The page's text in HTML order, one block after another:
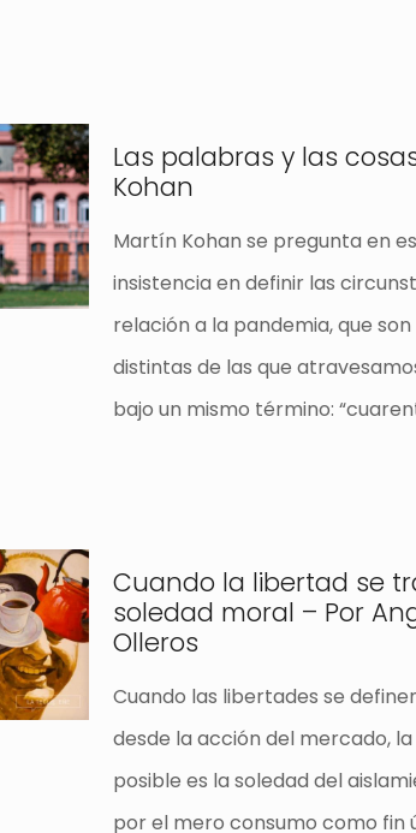
Las palabras y las
Kohan
Martín Kohan se pregunta en
insistencia en definir las
relación a la pandemia, que
distintas de las que
bajo un mismo término:
Cuando la libertad se
soledad moral – Por
Olleros
Cuando las libertades se
desde la acción del mercado,
posible es la soledad del
por el mero consumo como fin